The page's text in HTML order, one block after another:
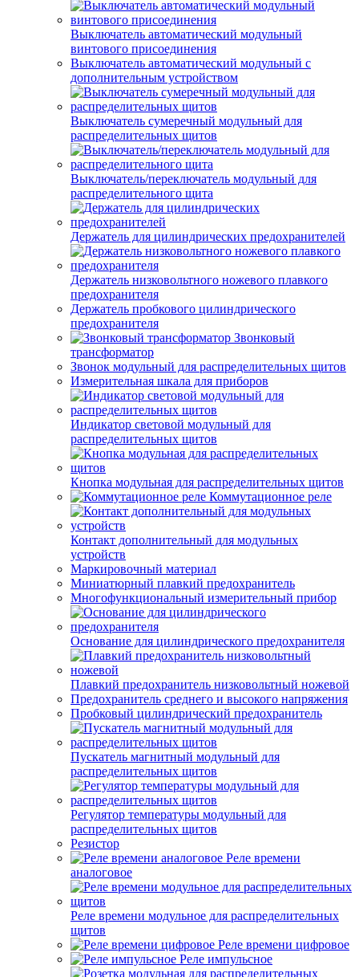
Выключатель автоматический модульный
винтового присоединения
Выключатель автоматический модульный с
дополнительным устройством
Выключатель сумеречный модульный для
распределительных щитов
Выключатель/переключатель модульный для
распределительного щита
Держатель для цилиндрических предохранителей
Держатель низковольтного ножевого плавкого
предохранителя
Держатель пробкового цилиндрического
предохранителя
Звонковый
трансформатор
Звонок модульный для распределительных щитов
Измерительная шкала для приборов
Индикатор световой модульный для
распределительных щитов
Кнопка модульная для распределительных щитов
Коммутационное реле
Контакт дополнительный для модульных
устройств
Маркировочный материал
Миниатюрный плавкий предохранитель
Многофункциональный измерительный прибор
Основание для цилиндрического предохранителя
Плавкий предохранитель низковольтный ножевой
Предохранитель среднего и высокого напряжения
Пробковый цилиндрический предохранитель
Пускатель магнитный модульный для
распределительных щитов
Регулятор температуры модульный для
распределительных щитов
Резистор
Реле времени
аналоговое
Реле времени модульное для распределительных
щитов
Реле времени цифровое
Реле импульсное